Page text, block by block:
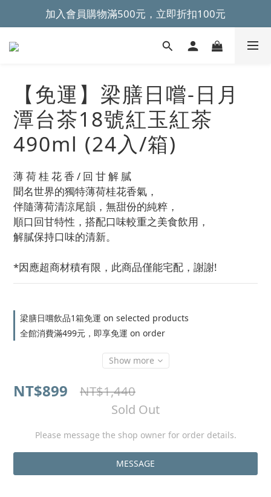
~全館滿499元免運~
加入會員購物滿500元，立即折扣100元
~全館滿499元免運~
【免運】梁膳日嚐-日月
潭台茶18號紅玉紅茶
490ml (24入/箱)
薄 荷 桂 花 香 / 回 甘 解 膩
聞名世界的獨特薄荷桂花香氣，
伴隨薄荷清涼尾韻，無甜份的純粹，
順口回甘特性，搭配口味較重之美食飲用，
解膩保持口味的清新。
*因應超商材積有限，此商品僅能宅配，謝謝!
梁膳日嚐飲品1箱免運 on selected products
全館消費滿499元，即享免運 on order
Show more
NT$899 NT$1,440
Sold Out
Please message the shop owner for order details.
MESSAGE